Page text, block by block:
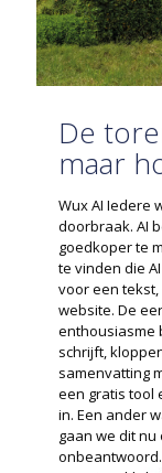
De
maar
Wux AI Iedere
doorbraak. AI
goedkoper te
te vinden die
voor een tekst,
website. De
enthousiasme
schrijft,
samenvatting
een gratis tool
in. Een ander
gaan we dit nu